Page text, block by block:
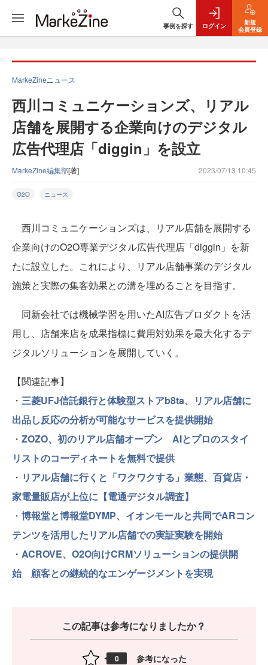
事例を探す ログイン
新規
会員登録
MarkeZineニュース
西川コミュニケーションズ、リアル
店舗を展開する企業向けのデジタル
広告代理店「diggin」を設立
MarkeZine編集部[著] 2023/07/13 10:45
O2O ニュース
西川コミュニケーションズは、リアル店舗を展開する
企業向けのO2O専業デジタル広告代理店「diggin」を新
たに設立した。これにより、リアル店舗事業のデジタル
施策と実際の集客効果との溝を埋めることを目指す。
同新会社では機械学習を用いたAI広告プロダクトを活
用し、店舗来店を成果指標に費用対効果を最大化するデ
ジタルソリューションを展開していく。
【関連記事】
・ 三菱UFJ信託銀行と体験型ストアb8ta、リアル店舗に
出品し反応の分析が可能なサービスを提供開始
・ ZOZO、初のリアル店舗オープン AIとプロのスタイ
リストのコーディネートを無料で提供
・ リアル店舗に行くと「ワクワクする」業態、百貨店・
家電量販店が上位に【電通デジタル調査】
・ 博報堂と博報堂DYMP、イオンモールと共同でARコン
テンツを活用したリアル店舗での実証実験を開始
・ ACROVE、O2O向けCRMソリューションの提供開
始 顧客との継続的なエンゲージメントを実現
この記事は参考になりましたか？
0 参考になった